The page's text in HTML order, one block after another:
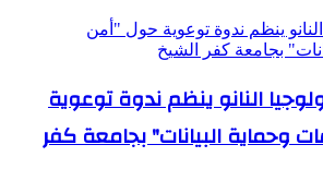
ينظم ندوة توعوية حول "أمن
بجامعة كفر الشيخ
النانو ينظم ندوة توعوية
وحماية البيانات" بجامعة كفر